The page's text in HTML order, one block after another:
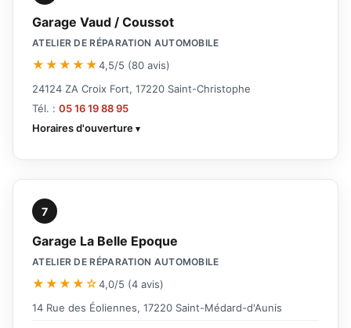
Garage Vaud / Coussot
ATELIER DE RÉPARATION AUTOMOBILE
★★★★★4,5/5 (80 avis)
24124 ZA Croix Fort, 17220 Saint-Christophe
Tél. : 05 16 19 88 95
Horaires d'ouverture
7
Garage La Belle Epoque
ATELIER DE RÉPARATION AUTOMOBILE
★★★★☆4,0/5 (4 avis)
14 Rue des Éoliennes, 17220 Saint-Médard-d'Aunis